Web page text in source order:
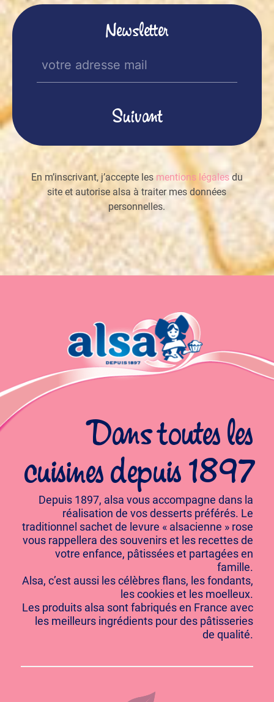
Newsletter
E-
mail
En m’inscrivant, j’accepte les mentions légalesdu
site et autorise alsa à traiter mes données
personnelles.
Dans toutes les
cuisines depuis 1897
Depuis 1897, alsa vous accompagne dans la
réalisation de vos desserts préférés. Le
traditionnel sachet de levure « alsacienne » rose
vous rappellera des souvenirs et les recettes de
votre enfance, pâtissées et partagées en
famille.
Alsa, c’est aussi les célèbres flans, les fondants,
les cookies et les moelleux.
Les produits alsa sont fabriqués en France avec
les meilleurs ingrédients pour des pâtisseries
de qualité.